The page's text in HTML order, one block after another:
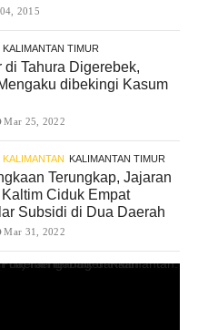
2015
KALIMANTAN TIMUR
di Tahura Digerebek,
dibekingi Kasum
Mar 25, 2022
KALIMANTAN KALIMANTAN TIMUR
Terungkap, Jajaran
Ciduk Empat
Subsidi di Dua Daerah
Mar 31, 2022